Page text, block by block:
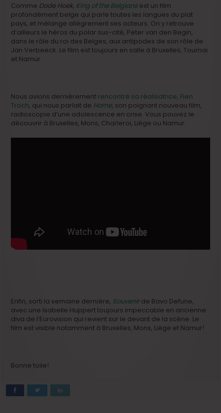
Comme Dode Hoek, King of the Belgians est un film
profondément belge qui parle toutes les langues du plat
pays, et mélange allègrement ses acteurs. On y retrouve
d’ailleurs le héros du polar sus-cité, Peter van den Begin,
dans le rôle du roi des Belges, aux antipodes de son rôle de
Jan Verbeeck. Le film est toujours en salle à Bruxelles, Tournai
et Namur.
Nous avions dernièrement rencontré sa réalisatrice, Fien
Troch, qui nous parlait de Home, son poignant nouveau film,
radioscopie d’une adolescence en crise. Vous pouvez le
découvrir à Bruxelles, Mons, Charleroi, Liège ou Namur.
Enfin, sorti la semaine dernière, Souvenirde Bavo Defune,
avec une Isabelle Huppert toujours impeccable en ancienne
diva de l’Eurovision qui revient sur le devant de la scène. Le
film est visible notamment à Bruxelles, Mons, Liège et Namur!
Bonne toile!